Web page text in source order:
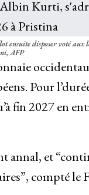
ensuite disposer voté
AFP
Pour
fin 2027 en
annal, et
compté